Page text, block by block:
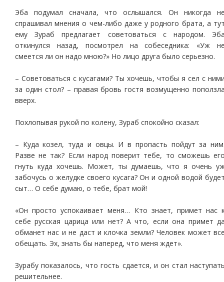
Эба подумал сначала, что ослышался. Он никогда
спрашивал мнения о чем-либо даже у родного брата, а
ему Зураб предлагает советоваться с народом.
откинулся назад, посмотрел на собеседника: «Уж
смеется ли он надо мною?» Но лицо друга было серьезно.
– Советоваться с кусагами? Ты хочешь, чтобы я сел с
за один стол? – правая бровь гостя возмущенно
вверх.
Похлопывая рукой по колену, Зураб спокойно сказал:
– Куда козел, туда и овцы. И в пропасть пойдут за
Разве не так? Если народ поверит тебе, то сможешь
гнуть куда хочешь. Может, ты думаешь, что я очень
забочусь о желудке своего кусага? Он и одной водой
сыт… О себе думаю, о тебе, брат мой!
«Он просто успокаивает меня… Кто знает, примет нас
себе русская царица или нет? А что, если она примет
обманет нас и не даст и клочка земли? Человек может
обещать. Эх, знать бы наперед, что меня ждет».
Зурабу показалось, что гость сдается, и он стал
решительнее.